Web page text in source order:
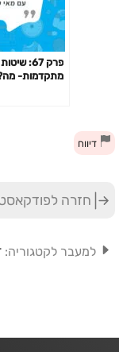
פרק 67:
מתקדמות-
דיווח
חזרה
למעבר לקטגוריה: